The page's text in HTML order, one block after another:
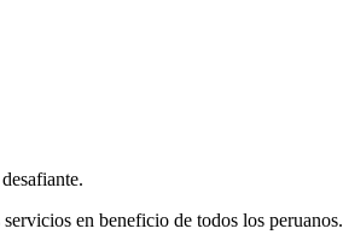
en beneficio de todos los peruanos.